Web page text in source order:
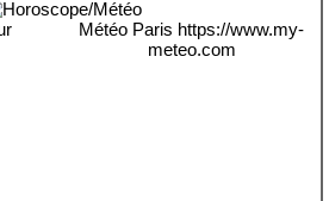
Météo Paris https://www.my-
meteo.com